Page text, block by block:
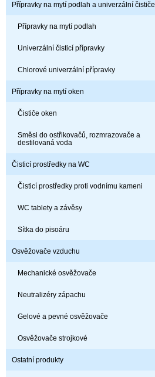
Přípravky na mytí podlah a univerzální čističe
Přípravky na mytí podlah
Univerzální čisticí přípravky
Chlorové univerzální přípravky
Přípravky na mytí oken
Čističe oken
Směsi do ostřikovačů, rozmrazovače a
destilovaná voda
Čisticí prostředky na WC
Čisticí prostředky proti vodnímu kameni
WC tablety a závěsy
Sítka do pisoáru
Osvěžovače vzduchu
Mechanické osvěžovače
Neutralizéry zápachu
Gelové a pevné osvěžovače
Osvěžovače strojkové
Ostatní produkty